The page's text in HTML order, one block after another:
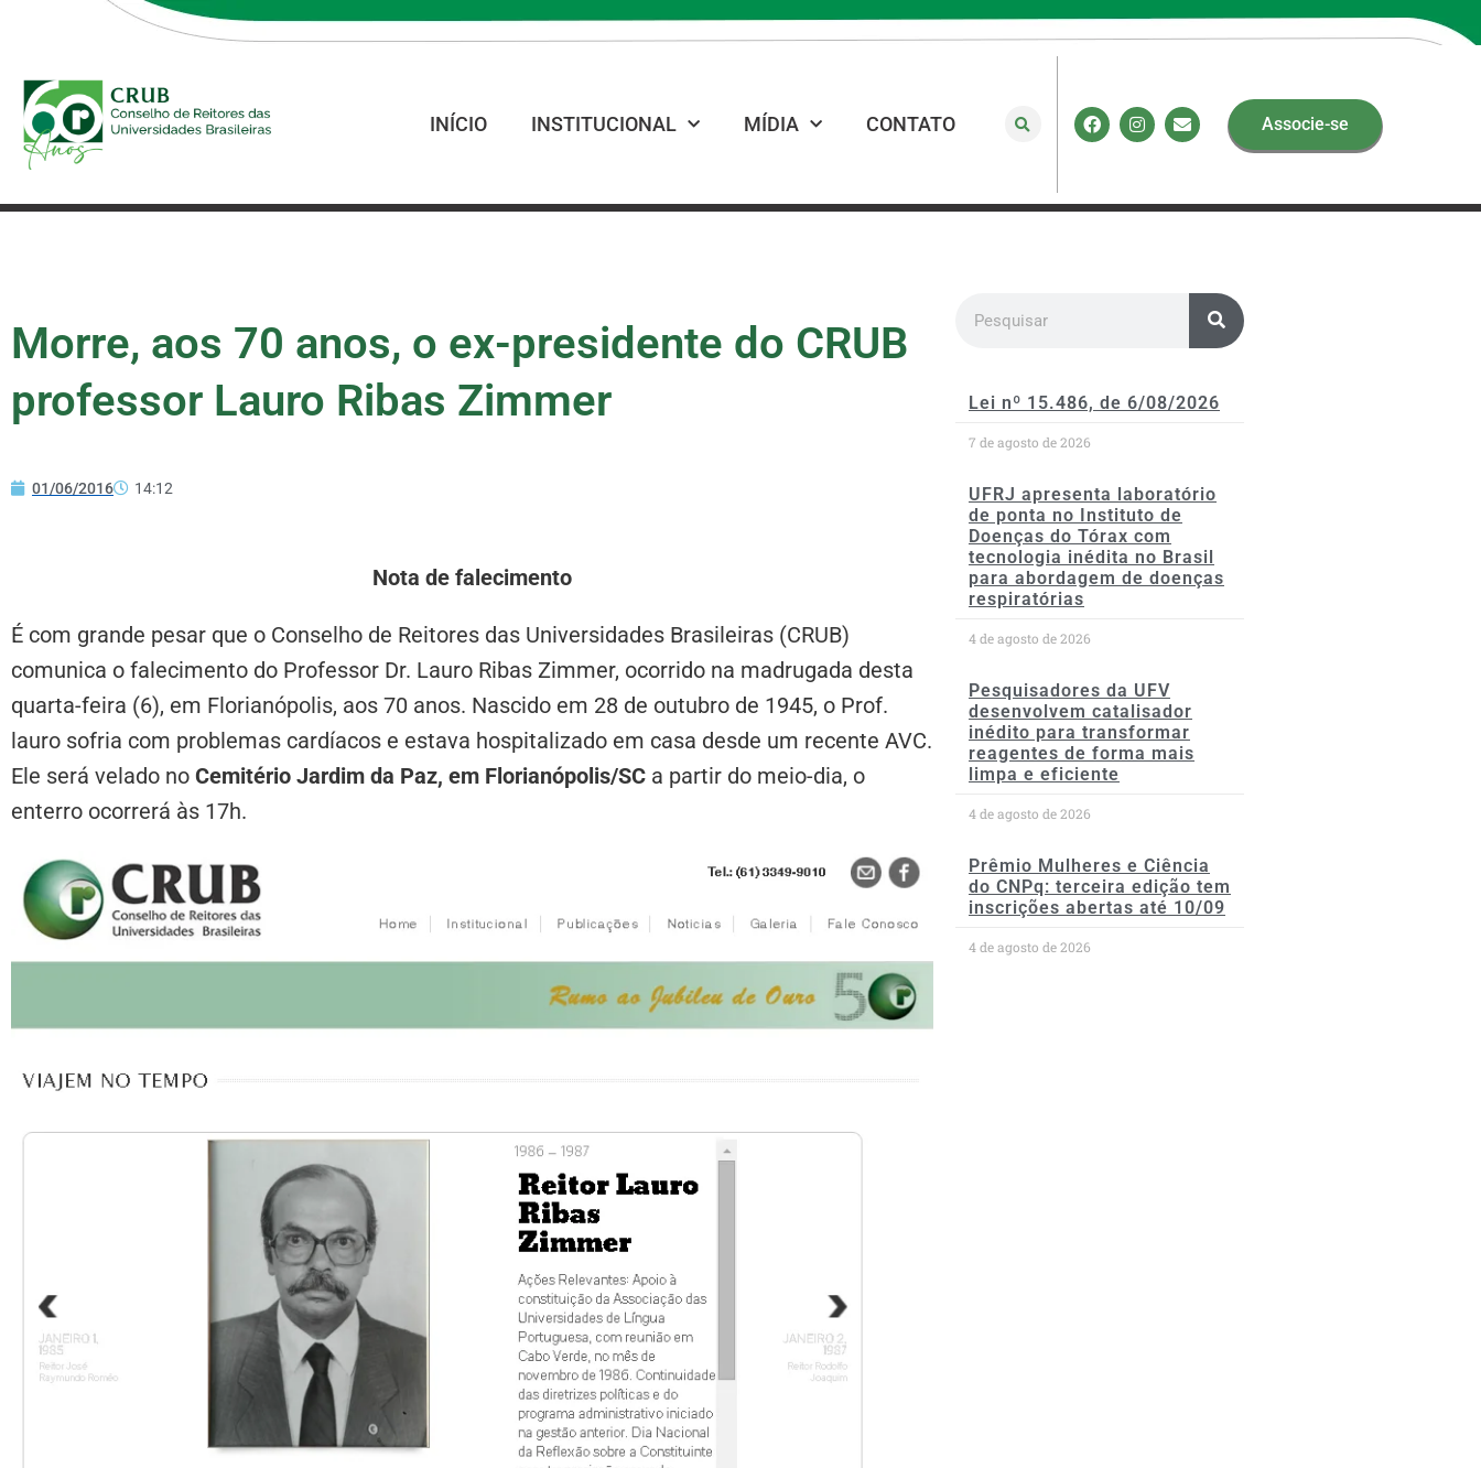
INÍCIO INSTITUCIONAL MÍDIA CONTATO Associe-se
Morre, aos 70 anos, o ex-presidente do CRUB
professor Lauro Ribas Zimmer
01/06/2016 14:12
Nota de falecimento
É com grande pesar que o Conselho de Reitores das Universidades Brasileiras (CRUB)
comunica o falecimento do Professor Dr. Lauro Ribas Zimmer, ocorrido na madrugada desta
quarta-feira (6), em Florianópolis, aos 70 anos. Nascido em 28 de outubro de 1945, o Prof.
lauro sofria com problemas cardíacos e estava hospitalizado em casa desde um recente AVC.
Ele será velado no Cemitério Jardim da Paz, em Florianópolis/SC a partir do meio-dia, o
enterro ocorrerá às 17h.
Lei nº 15.486, de 6/08/2026
7 de agosto de 2026
UFRJ apresenta laboratório
de ponta no Instituto de
Doenças do Tórax com
tecnologia inédita no Brasil
para abordagem de doenças
respiratórias
4 de agosto de 2026
Pesquisadores da UFV
desenvolvem catalisador
inédito para transformar
reagentes de forma mais
limpa e eficiente
4 de agosto de 2026
Prêmio Mulheres e Ciência
do CNPq: terceira edição tem
inscrições abertas até 10/09
4 de agosto de 2026